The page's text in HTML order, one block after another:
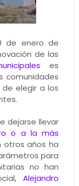
de enero de
de las
es
comunidades
elegir a los
dejarse llevar
o a la más
otros años ha
para
no han
Alejandro